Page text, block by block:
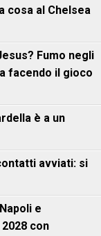
cosa al Chelsea
Fumo negli
facendo il gioco
è a un
avviati: si
e
con